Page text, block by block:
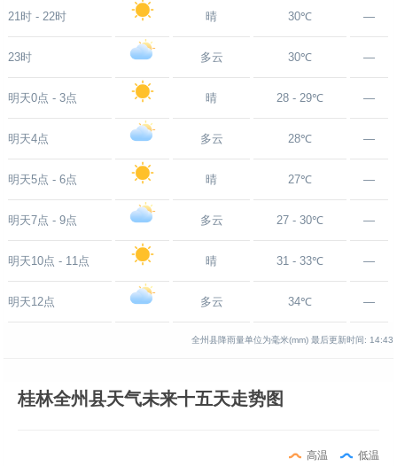
21时 - 22时 晴 30℃ —
23时 多云 30℃ —
明天0点 - 3点 晴 28 - 29℃ —
明天4点 多云 28℃ —
明天5点 - 6点 晴 27℃ —
明天7点 - 9点 多云 27 - 30℃ —
明天10点 - 11点 晴 31 - 33℃ —
明天12点 多云 34℃ —
全州县降雨量单位为毫米(mm) 最后更新时间: 14:43
桂林全州县天气未来十五天走势图
高温 低温